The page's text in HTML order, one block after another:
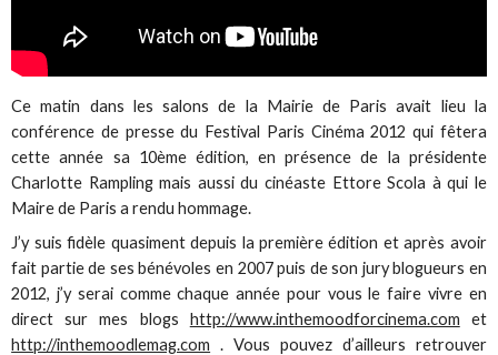
Ce matin dans les salons de la Mairie de Paris avait lieu la
conférence de presse du Festival Paris Cinéma 2012 qui fêtera
cette année sa 10ème édition, en présence de la présidente
Charlotte Rampling mais aussi du cinéaste Ettore Scola à qui le
Maire de Paris a rendu hommage.
J’y suis fidèle quasiment depuis la première édition et après avoir
fait partie de ses bénévoles en 2007 puis de son jury blogueurs en
2012, j’y serai comme chaque année pour vous le faire vivre en
direct sur mes blogs http://www.inthemoodforcinema.com et
http://inthemoodlemag.com . Vous pouvez d’ailleurs retrouver